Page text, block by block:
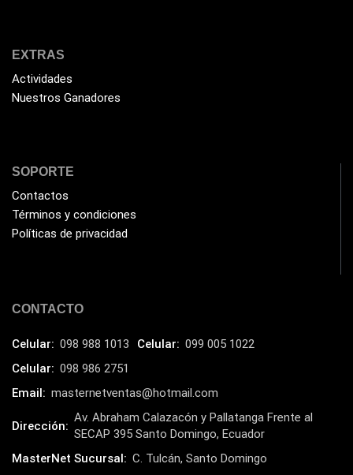
EXTRAS
Actividades
Nuestros Ganadores
SOPORTE
Contactos
Términos y condiciones
Políticas de privacidad
CONTACTO
Celular: 098 988 1013 Celular: 099 005 1022
Celular: 098 986 2751
Email: masternetventas@hotmail.com
Dirección:
Av. Abraham Calazacón y Pallatanga Frente al
SECAP 395 Santo Domingo, Ecuador
MasterNet Sucursal: C. Tulcán, Santo Domingo